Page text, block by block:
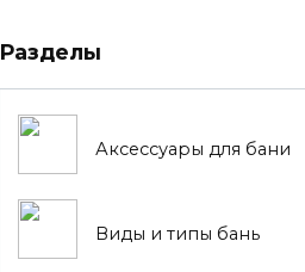
Разделы
Аксессуары для бани
Виды и типы бань